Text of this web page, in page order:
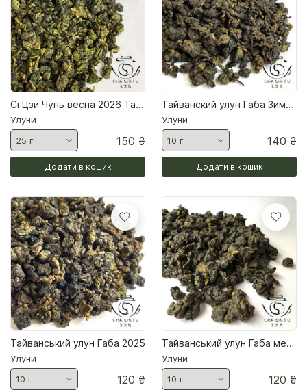
Сі Цзи Чунь весна 2026 Тайванський улун
Улуни
150 ₴
Додати в кошик
Тайванский улун Габа Зимняя зима 2026 г
Улуни
140 ₴
Додати в кошик
Тайванський улун Габа 2025
Улуни
120 ₴
Тайванський улун Габа медова зима 2025
Улуни
120 ₴